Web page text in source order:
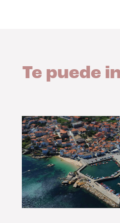
Te puede